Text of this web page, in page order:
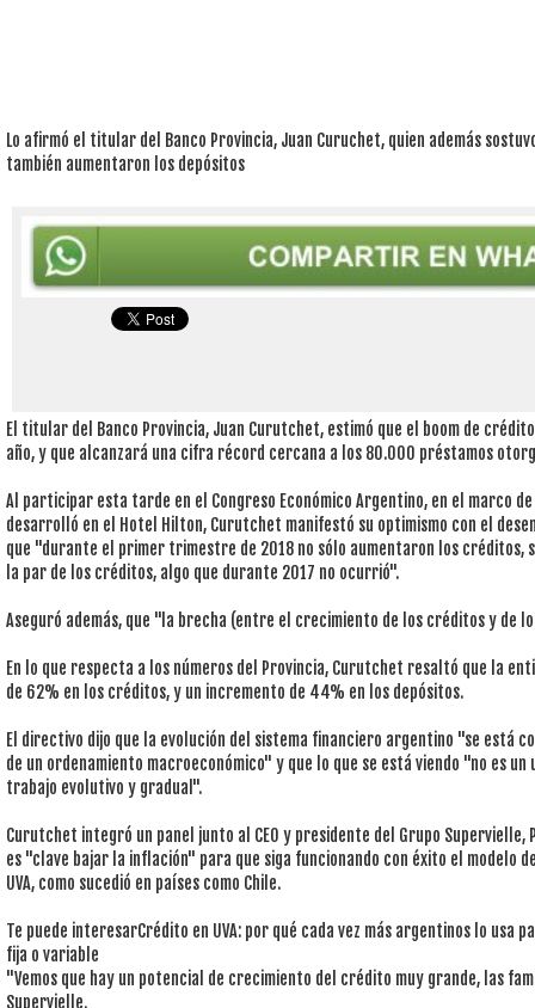
Lo afirmó el titular del Banco Provincia, Juan Curuchet, quien además
también aumentaron los depósitos
El titular del Banco Provincia, Juan Curutchet, estimó que el boom de
año, y que alcanzará una cifra récord cercana a los 80.000 préstamos
Al participar esta tarde en el Congreso Económico Argentino, en el marco de
desarrolló en el Hotel Hilton, Curutchet manifestó su optimismo con el
que "durante el primer trimestre de 2018 no sólo aumentaron los créditos,
la par de los créditos, algo que durante 2017 no ocurrió".
Aseguró además, que "la brecha (entre el crecimiento de los créditos y de
En lo que respecta a los números del Provincia, Curutchet resaltó que la
de 62% en los créditos, y un incremento de 44% en los depósitos.
El directivo dijo que la evolución del sistema financiero argentino "se está
de un ordenamiento macroeconómico" y que lo que se está viendo "no es un
trabajo evolutivo y gradual".
Curutchet integró un panel junto al CEO y presidente del Grupo Supervielle,
es "clave bajar la inflación" para que siga funcionando con éxito el modelo
UVA, como sucedió en países como Chile.
Te puede interesarCrédito en UVA: por qué cada vez más argentinos lo usa
fija o variable
"Vemos que hay un potencial de crecimiento del crédito muy grande, las
Supervielle.